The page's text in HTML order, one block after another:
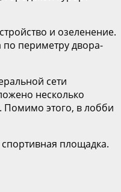
и озеленение.
периметру двора-
сети
несколько
Помимо этого, в лобби
площадка.